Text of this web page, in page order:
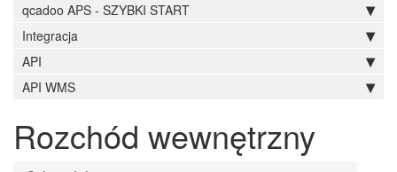
qcadoo APS - SZYBKI START
Integracja
API
API WMS
Rozchód wewnętrzny